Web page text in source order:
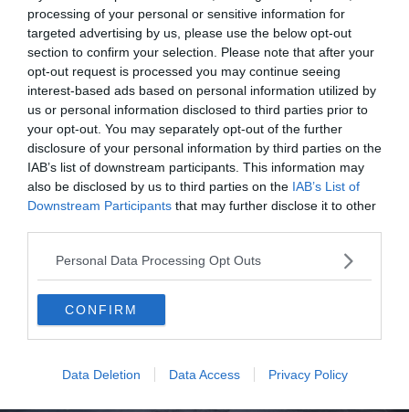
processing of your personal or sensitive information for
targeted advertising by us, please use the below opt-out
section to confirm your selection. Please note that after your
opt-out request is processed you may continue seeing
interest-based ads based on personal information utilized by
us or personal information disclosed to third parties prior to
your opt-out. You may separately opt-out of the further
disclosure of your personal information by third parties on the
IAB’s list of downstream participants. This information may
also be disclosed by us to third parties on the IAB’s List of
Downstream Participants that may further disclose it to other
Personal Data Processing Opt Outs
CONFIRM
Data Deletion Data Access Privacy Policy
Montpellier
12 idées de visites guidées à Montpellier
20 photos pour découvrir Montpellier
L’amphithéâtre Saint-Côme